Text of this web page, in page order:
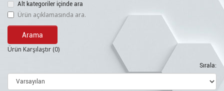
Alt kategoriler içinde ara
Ürün açıklamasında ara.
Ürün Karşılaştır (0)
Sırala: